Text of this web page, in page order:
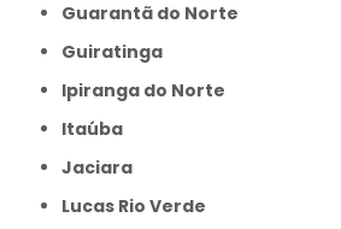
Guarantã do Norte
Guiratinga
Ipiranga do Norte
Itaúba
Jaciara
Lucas Rio Verde